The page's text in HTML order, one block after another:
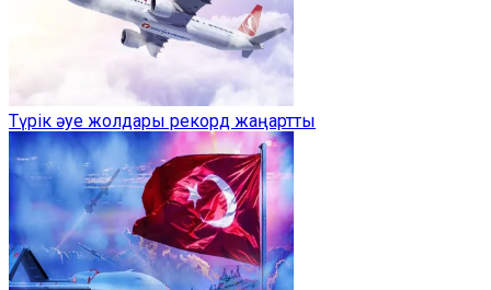
Түрік әуе жолдары рекорд жаңартты